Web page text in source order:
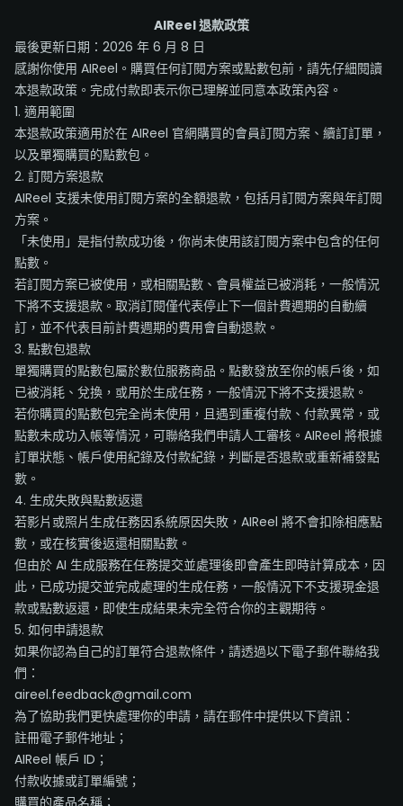
AIReel 退款政策
最後更新日期：2026 年 6 月 8 日
感謝你使用 AIReel。購買任何訂閱方案或點數包前，請先仔細閱讀
本退款政策。完成付款即表示你已理解並同意本政策內容。
1. 適用範圍
本退款政策適用於在 AIReel 官網購買的會員訂閱方案、續訂訂單，
以及單獨購買的點數包。
2. 訂閱方案退款
AIReel 支援未使用訂閱方案的全額退款，包括月訂閱方案與年訂閱
方案。
「未使用」是指付款成功後，你尚未使用該訂閱方案中包含的任何
點數。
若訂閱方案已被使用，或相關點數、會員權益已被消耗，一般情況
下將不支援退款。取消訂閱僅代表停止下一個計費週期的自動續
訂，並不代表目前計費週期的費用會自動退款。
3. 點數包退款
單獨購買的點數包屬於數位服務商品。點數發放至你的帳戶後，如
已被消耗、兌換，或用於生成任務，一般情況下將不支援退款。
若你購買的點數包完全尚未使用，且遇到重複付款、付款異常，或
點數未成功入帳等情況，可聯絡我們申請人工審核。AIReel 將根據
訂單狀態、帳戶使用紀錄及付款紀錄，判斷是否退款或重新補發點
數。
4. 生成失敗與點數返還
若影片或照片生成任務因系統原因失敗，AIReel 將不會扣除相應點
數，或在核實後返還相關點數。
但由於 AI 生成服務在任務提交並處理後即會產生即時計算成本，因
此，已成功提交並完成處理的生成任務，一般情況下不支援現金退
款或點數返還，即使生成結果未完全符合你的主觀期待。
5. 如何申請退款
如果你認為自己的訂單符合退款條件，請透過以下電子郵件聯絡我
們：
aireel.feedback@gmail.com
為了協助我們更快處理你的申請，請在郵件中提供以下資訊：
註冊電子郵件地址；
AIReel 帳戶 ID；
付款收據或訂單編號；
購買的產品名稱；